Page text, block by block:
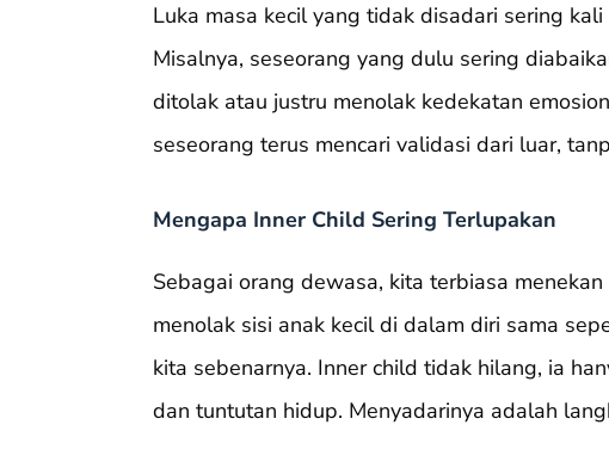
Luka masa kecil yang tidak disadari sering
Misalnya, seseorang yang dulu sering
ditolak atau justru menolak kedekatan
seseorang terus mencari validasi dari luar,
Mengapa Inner Child Sering Terlupakan
Sebagai orang dewasa, kita terbiasa
menolak sisi anak kecil di dalam diri sama
kita sebenarnya. Inner child tidak hilang, ia
dan tuntutan hidup. Menyadarinya adalah